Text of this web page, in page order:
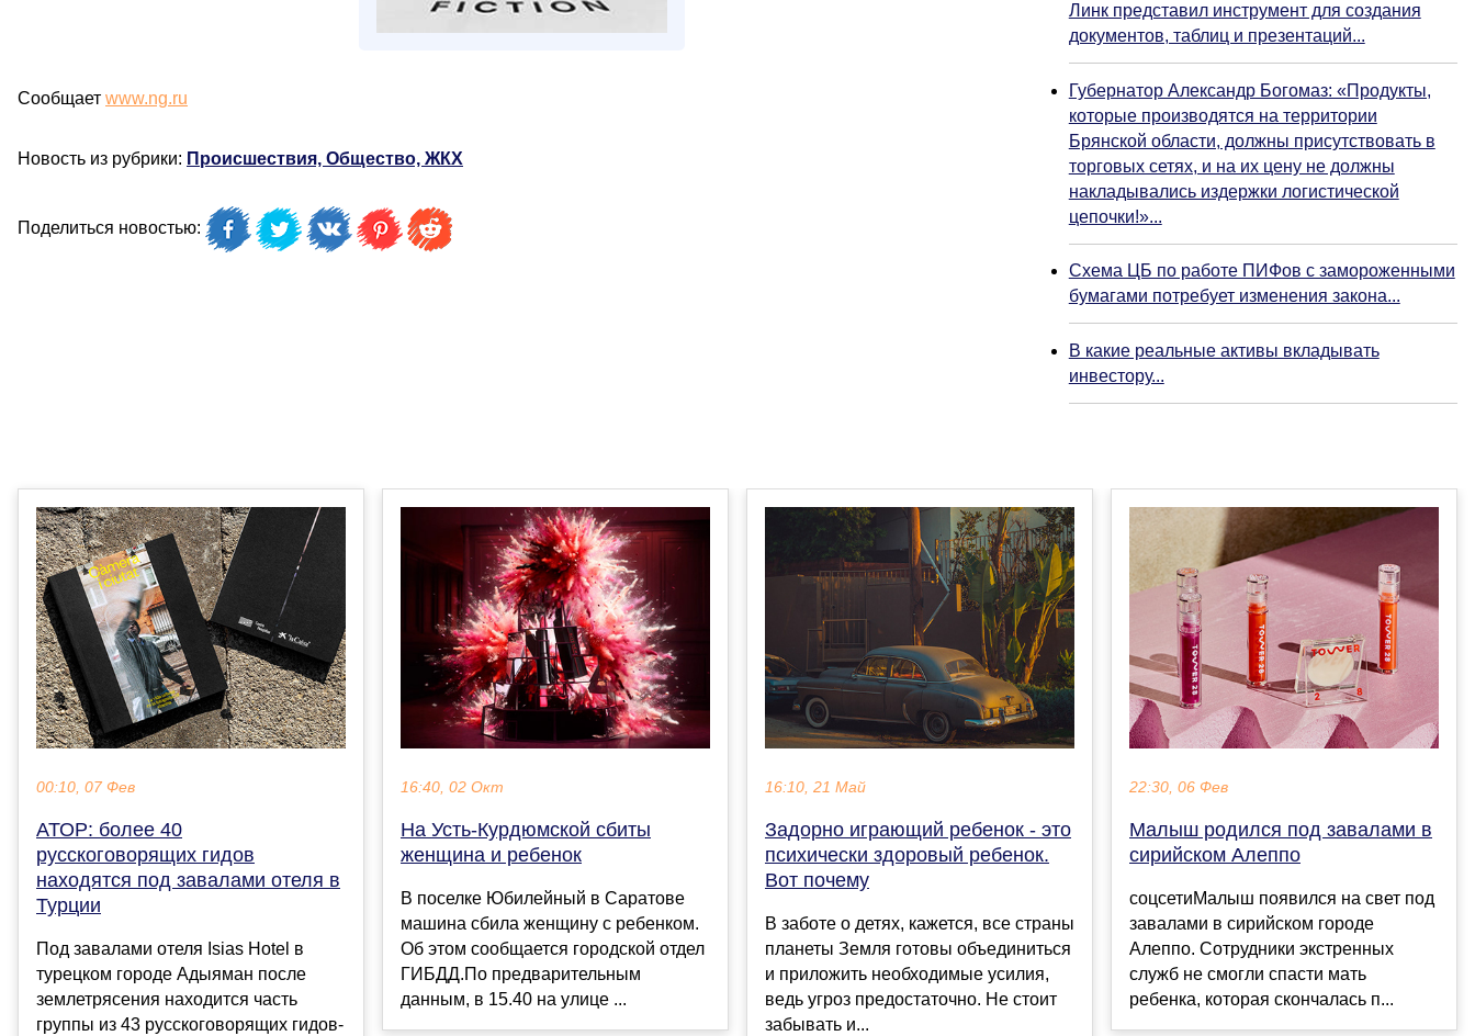
Сообщает www.ng.ru
Новость из рубрики: Происшествия, Общество, ЖКХ
Поделиться новостью:
Линк представил инструмент для создания
документов, таблиц и презентаций...
Губернатор Александр Богомаз: «Продукты,
которые производятся на территории
Брянской области, должны присутствовать в
торговых сетях, и на их цену не должны
накладывались издержки логистической
цепочки!»...
Схема ЦБ по работе ПИФов с замороженными
бумагами потребует изменения закона...
В какие реальные активы вкладывать
инвестору...
00:10, 07 Фев
АТОР: более 40
русскоговорящих гидов
находятся под завалами отеля в
Турции
Под завалами отеля Isias Hotel в
турецком городе Адыяман после
землетрясения находится часть
группы из 43 русскоговорящих гидов-
16:40, 02 Окт
На Усть-Курдюмской сбиты
женщина и ребенок
В поселке Юбилейный в Саратове
машина сбила женщину с ребенком.
Об этом сообщается городской отдел
ГИБДД.По предварительным
данным, в 15.40 на улице ...
16:10, 21 Май
Задорно играющий ребенок - это
психически здоровый ребенок.
Вот почему
В заботе о детях, кажется, все страны
планеты Земля готовы объединиться
и приложить необходимые усилия,
ведь угроз предостаточно. Не стоит
забывать и...
22:30, 06 Фев
Малыш родился под завалами в
сирийском Алеппо
соцсетиМалыш появился на свет под
завалами в сирийском городе
Алеппо. Сотрудники экстренных
служб не смогли спасти мать
ребенка, которая скончалась п...